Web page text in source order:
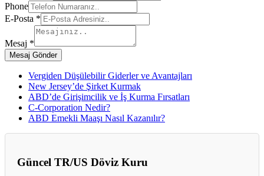
Phone
E-Posta *
Mesaj *
Mesaj Gönder
Vergiden Düşülebilir Giderler ve Avantajları
New Jersey’de Şirket Kurmak
ABD’de Girişimcilik ve İş Kurma Fırsatları
C-Corporation Nedir?
ABD Emekli Maaşı Nasıl Kazanılır?
Güncel TR/US Döviz Kuru